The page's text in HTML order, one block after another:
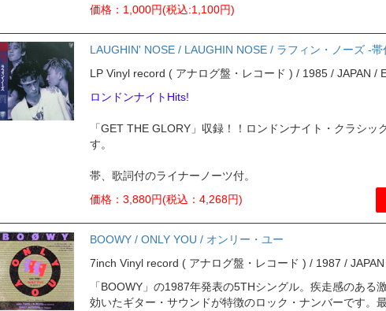
価格：1,000円(税込:1,100円)
LAUGHIN' NOSE / LAUGHIN NOSE / ラフィン・ノーズ -帯
LP Vinyl record ( アナログ盤・レコード ) / 1985 / JAPAN /
ロンドンナイトHits!
「GET THE GLORY」収録！！ロンドンナイト・クラシッ
す。
帯、歌詞付のライナーノーツ付。
価格：3,880円(税込：4,268円)
BOOWY / ONLY YOU / オンリー・ユー
7inch Vinyl record ( アナログ盤・レコード ) / 1987 /
「BOOWY」の1987年発表の5THシングル。疾走感のある
効いたギター・サウンドが特徴のロック・ナンバーです。